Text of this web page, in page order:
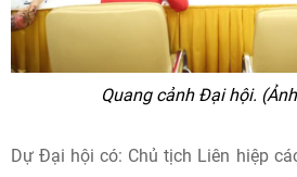
Quang cảnh Đại hội.
Dự Đại hội có: Chủ tịch Liên hiệp